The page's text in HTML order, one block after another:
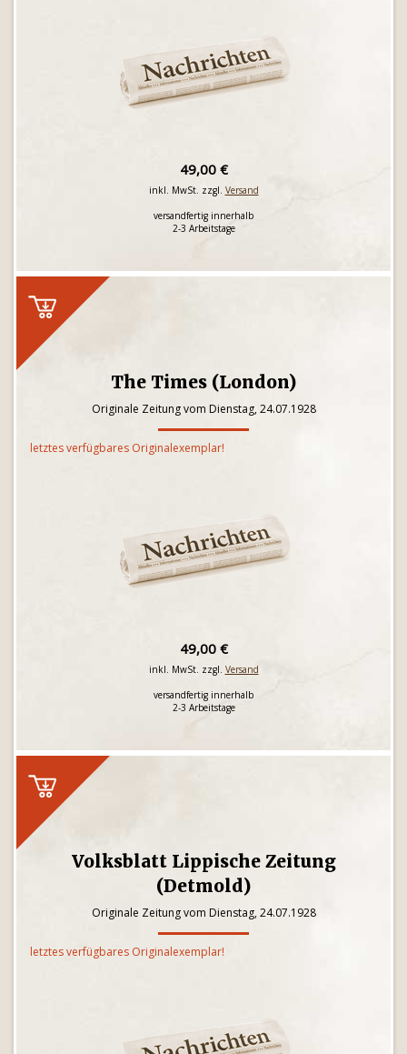
49,00 €
inkl. MwSt. zzgl. Versand
versandfertig innerhalb
2-3 Arbeitstage
The Times (London)
Originale Zeitung vom Dienstag, 24.07.1928
letztes verfügbares Originalexemplar!
49,00 €
inkl. MwSt. zzgl. Versand
versandfertig innerhalb
2-3 Arbeitstage
Volksblatt Lippische Zeitung
(Detmold)
Originale Zeitung vom Dienstag, 24.07.1928
letztes verfügbares Originalexemplar!